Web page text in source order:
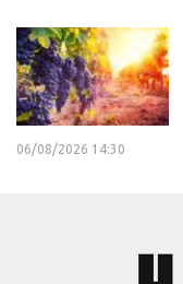
06/08/2026 14:30